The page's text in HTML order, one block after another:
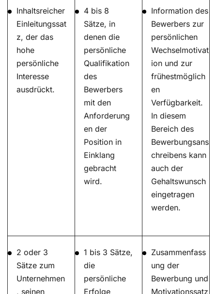
Inhaltsreicher
Einleitungssat
z, der das
hohe
persönliche
Interesse
ausdrückt.
4 bis 8
Sätze, in
denen die
persönliche
Qualifikation
des
Bewerbers
mit den
Anforderung
en der
Position in
Einklang
gebracht
wird.
Information des
Bewerbers zur
persönlichen
Wechselmotivat
ion und zur
frühestmöglich
en
Verfügbarkeit.
In diesem
Bereich des
Bewerbungsans
chreibens kann
auch der
Gehaltswunsch
eingetragen
werden.
2 oder 3
Sätze zum
Unternehmen
, seinen
1 bis 3 Sätze,
die
persönliche
Erfolge
Zusammenfass
ung der
Bewerbung und
Motivationssatz